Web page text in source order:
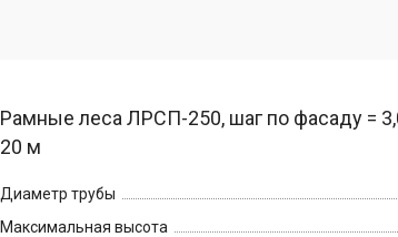
Рамные леса ЛРСП-250, шаг по фасаду =
20 м
Диаметр трубы
Максимальная высота